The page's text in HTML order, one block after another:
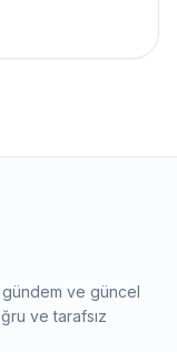
ve güncel
ve tarafsız